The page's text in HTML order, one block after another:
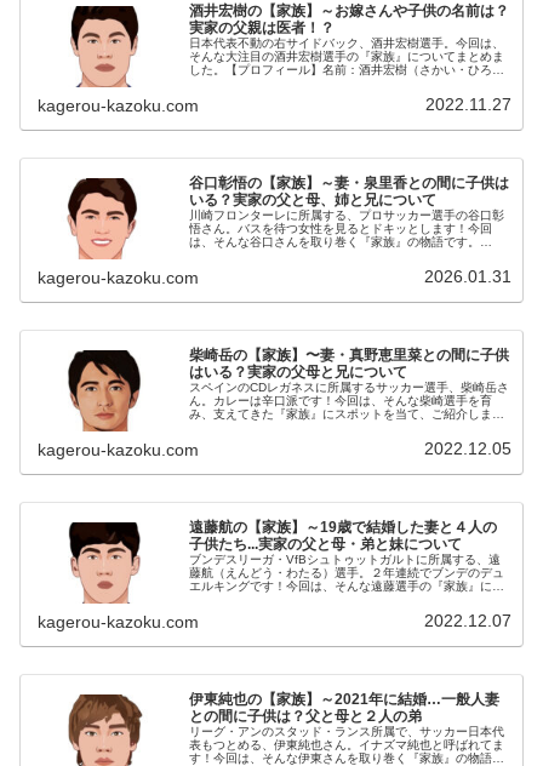
酒井宏樹の【家族】～お嫁さんや子供の名前は？
実家の父親は医者！？
日本代表不動の右サイドバック、酒井宏樹選手。今回は、
そんな大注目の酒井宏樹選手の『家族』についてまとめま
した。【プロフィール】名前：酒井宏樹（さかい・ひろ
kagerou-kazoku.com 2022.11.27
谷口彰悟の【家族】～妻・泉里香との間に子供は
いる？実家の父と母、姉と兄について
川崎フロンターレに所属する、プロサッカー選手の谷口彰
悟さん。バスを待つ女性を見るとドキッとします！今回
は、そんな谷口さんを取り巻く『家族』の物語です。
kagerou-kazoku.com 2026.01.31
柴崎岳の【家族】〜妻・真野恵里菜との間に子供
はいる？実家の父母と兄について
スペインのCDレガネスに所属するサッカー選手、柴崎岳さ
ん。カレーは辛口派です！今回は、そんな柴崎選手を育
み、支えてきた『家族』にスポットを当て、ご紹介しま
kagerou-kazoku.com 2022.12.05
遠藤航の【家族】～19歳で結婚した妻と４人の
子供たち...実家の父と母・弟と妹について
ブンデスリーガ・VfBシュトゥットガルトに所属する、遠
藤航（えんどう・わたる）選手。２年連続でブンデのデュ
エルキングです！今回は、そんな遠藤選手の『家族』にス
kagerou-kazoku.com 2022.12.07
伊東純也の【家族】～2021年に結婚…一般人妻
との間に子供は？父と母と２人の弟
リーグ・アンのスタッド・ランス所属で、サッカー日本代
表もつとめる、伊東純也さん。イナズマ純也と呼ばれてま
す！今回は、そんな伊東さんを取り巻く『家族』の物語で